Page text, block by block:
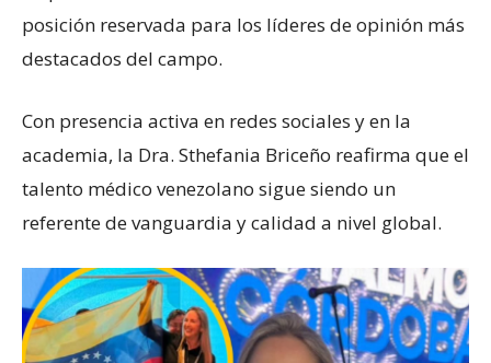
posición reservada para los líderes de opinión más
destacados del campo.
Con presencia activa en redes sociales y en la
academia, la Dra. Sthefania Briceño reafirma que el
talento médico venezolano sigue siendo un
referente de vanguardia y calidad a nivel global.